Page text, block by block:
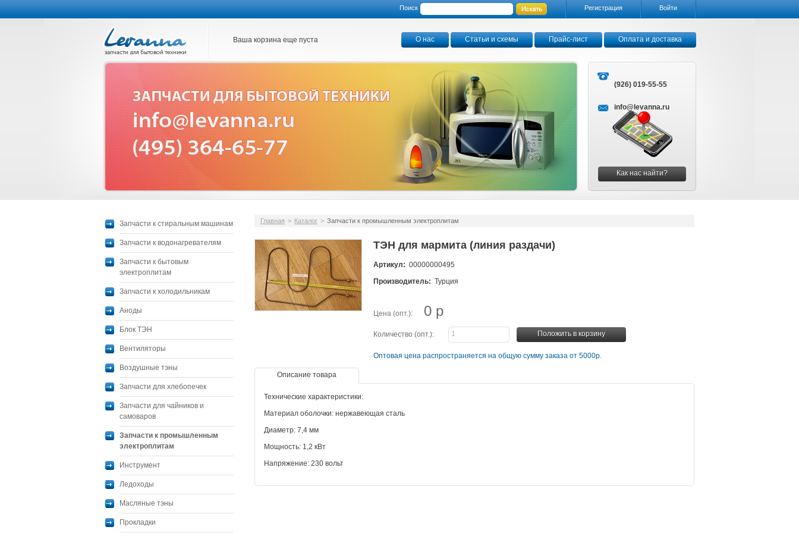
Регистрация Войти
Поиск
Ваша корзина еще пуста О нас Статьи и схемы Прайс-лист Оплата и доставка
(926) 019-55-55
info@levanna.ru
Как нас найти?
Запчасти к стиральным машинам
Запчасти к водонагревателям
Запчасти к бытовым
электроплитам
Запчасти к холодильникам
Аноды
Блок ТЭН
Вентиляторы
Воздушные тэны
Запчасти для хлебопечек
Запчасти для чайников и
самоваров
Запчасти к промышленным
электроплитам
Инструмент
Ледоходы
Масляные тэны
Прокладки
Главная > Каталог > Запчасти к промышленным электроплитам
ТЭН для мармита (линия раздачи)
Артикул: 00000000495
Производитель: Турция
Цена (опт.): 0 р
Количество (опт.): Положить в корзину
Оптовая цена распространяется на общую сумму заказа от 5000р.
Описание товара
Технические характеристики:
Материал оболочки: нержавеющая сталь
Диаметр: 7,4 мм
Мощность: 1,2 кВт
Напряжение: 230 вольт